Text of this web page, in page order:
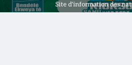
Site d'information des